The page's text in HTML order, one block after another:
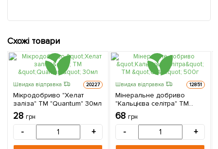
Схожі товари
Швидка відправка 20227
Мікродобриво "Хелат
заліза" ТМ "Quantum" 30мл
28 грн
- +
Швидка відправка 12851
Мінеральне добриво
"Кальцієва селітра" ТМ
"ОВИ" 500г
68 грн
- +